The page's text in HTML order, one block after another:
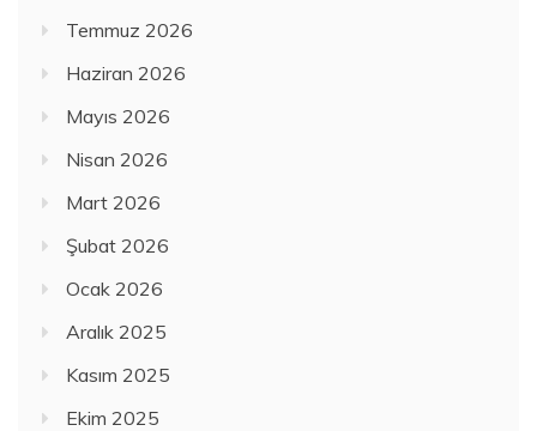
Temmuz 2026
Haziran 2026
Mayıs 2026
Nisan 2026
Mart 2026
Şubat 2026
Ocak 2026
Aralık 2025
Kasım 2025
Ekim 2025